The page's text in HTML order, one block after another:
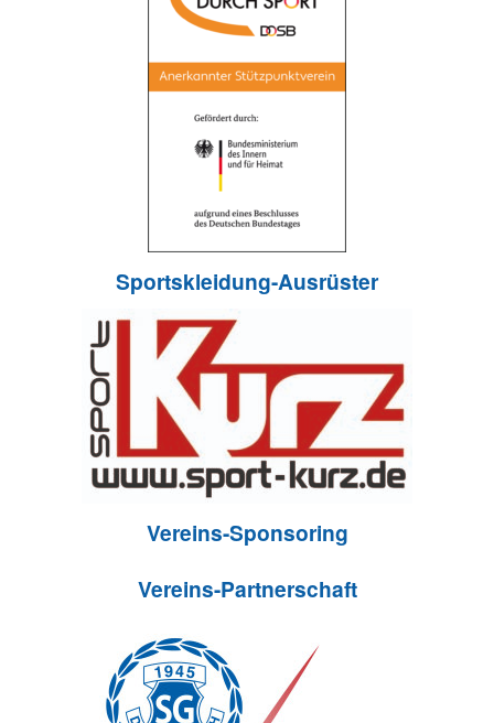
Sportskleidung-Ausrüster
Vereins-Sponsoring
Vereins-Partnerschaft